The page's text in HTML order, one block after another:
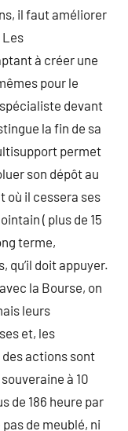
il faut améliorer
Les
à créer une
pour le
devant
la fin de sa
permet
son dépôt au
où il cessera ses
( plus de 15
terme,
qu’il doit appuyer.
la Bourse, on
leurs
et, les
actions sont
à 10
de 186 heure par
pas de meublé, ni